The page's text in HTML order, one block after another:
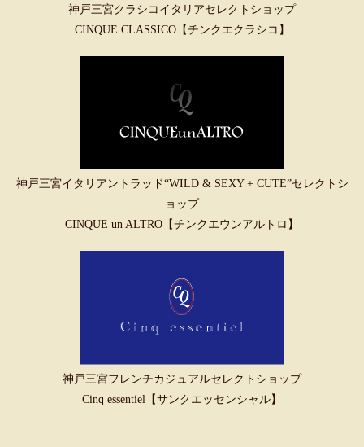
神戸三宮クラシコイタリアセレクトショップ
CINQUE CLASSICO【チンクエクラシコ】
神戸三宮イタリアントラッド“WILD & SEXY + CUTE”セレクトシ
ョップ
CINQUE un ALTRO【チンクエウンアルトロ】
神戸三宮フレンチカジュアルセレクトショップ
Cinq essentiel【サンクエッセンシャル】